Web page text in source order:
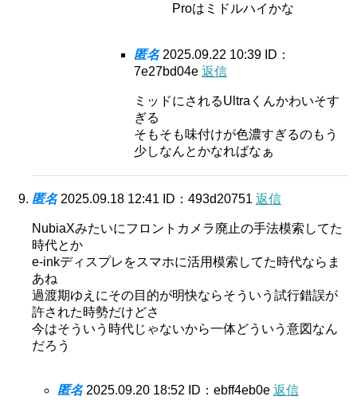
Proはミドルハイかな
匿名 2025.09.22 10:39 ID：
7e27bd04e 返信
ミッドにされるUltraくんかわいそす
ぎる
そもそも味付けが色濃すぎるのもう
少しなんとかなればなぁ
匿名 2025.09.18 12:41 ID：493d20751 返信
NubiaXみたいにフロントカメラ廃止の手法模索してた
時代とか
e-inkディスプレをスマホに活用模索してた時代ならま
あね
過渡期ゆえにその目的が明快ならそういう試行錯誤が
許された時勢だけどさ
今はそういう時代じゃないから一体どういう意図なん
だろう
匿名 2025.09.20 18:52 ID：ebff4eb0e 返信